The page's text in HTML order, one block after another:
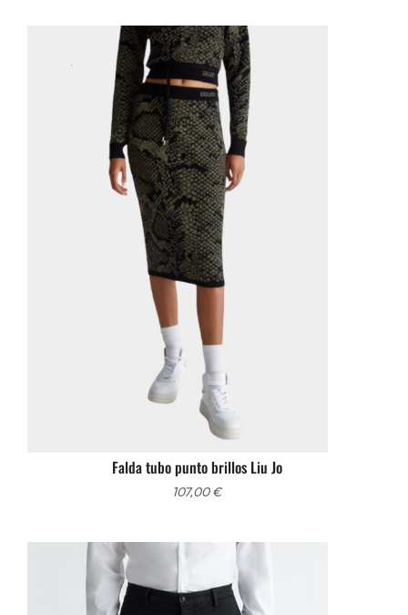
Falda tubo punto brillos Liu Jo
107,00€